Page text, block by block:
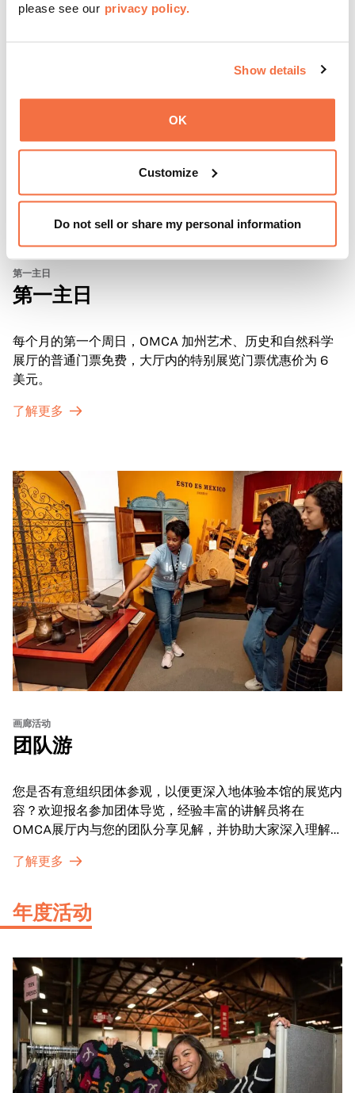
please see our privacy policy.
Show details
OK
Customize
Do not sell or share my personal information
第一主日
第一主日
每个月的第一个周日，OMCA 加州艺术、历史和自然科学
展厅的普通门票免费，大厅内的特别展览门票优惠价为 6
美元。
了解更多
画廊活动
团队游
您是否有意组织团体参观，以便更深入地体验本馆的展览内
容？欢迎报名参加团体导览，经验丰富的讲解员将在
OMCA展厅内与您的团队分享见解，并协助大家深入理解
了解更多
年度活动